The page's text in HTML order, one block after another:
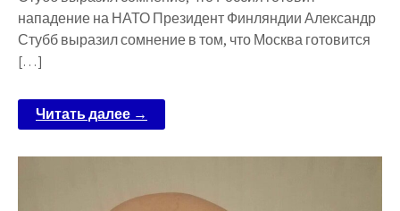
нападение на НАТО Президент Финляндии Александр
Стубб выразил сомнение в том, что Москва готовится
[…]
Читать далее →